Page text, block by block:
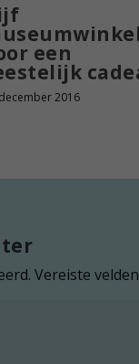
een
2016
Vereiste